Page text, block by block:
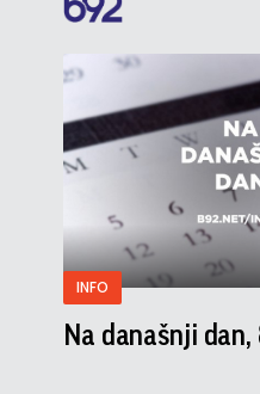
INFO
Na današnji